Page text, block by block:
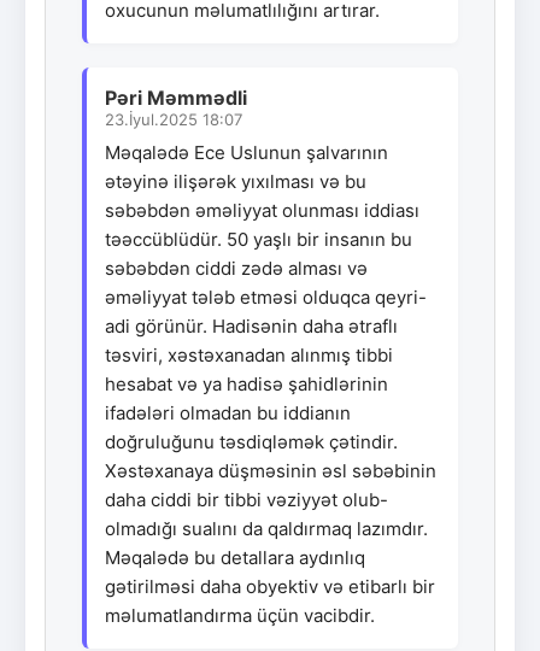
oxucunun məlumatlılığını artırar.
Pəri Məmmədli
23.İyul.2025 18:07
Məqalədə Ece Uslunun şalvarının
ətəyinə ilişərək yıxılması və bu
səbəbdən əməliyyat olunması iddiası
təəccüblüdür. 50 yaşlı bir insanın bu
səbəbdən ciddi zədə alması və
əməliyyat tələb etməsi olduqca qeyri-
adi görünür. Hadisənin daha ətraflı
təsviri, xəstəxanadan alınmış tibbi
hesabat və ya hadisə şahidlərinin
ifadələri olmadan bu iddianın
doğruluğunu təsdiqləmək çətindir.
Xəstəxanaya düşməsinin əsl səbəbinin
daha ciddi bir tibbi vəziyyət olub-
olmadığı sualını da qaldırmaq lazımdır.
Məqalədə bu detallara aydınlıq
gətirilməsi daha obyektiv və etibarlı bir
məlumatlandırma üçün vacibdir.